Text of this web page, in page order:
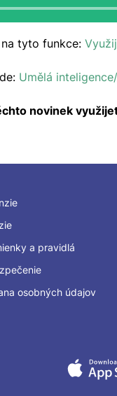
tyto funkce:
Umělá
novinek
a pravidlá
osobných údajov